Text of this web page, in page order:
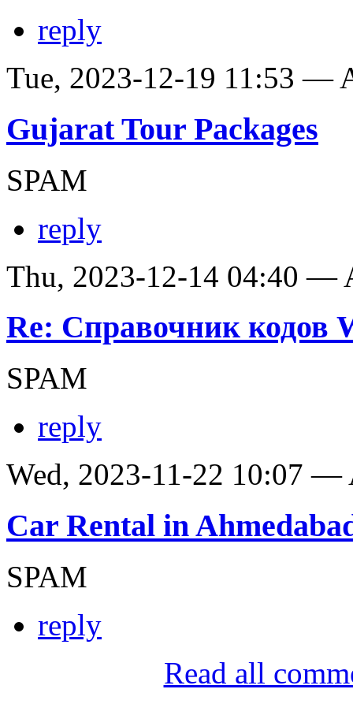
reply
Tue, 2023-12-19 11:53 —
Gujarat Tour Packages
SPAM
reply
Thu, 2023-12-14 04:40 —
Re: Справочник кодов
SPAM
reply
Wed, 2023-11-22 10:07 —
Car Rental in
SPAM
reply
Read all